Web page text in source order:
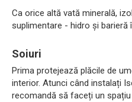
Ca orice altă vată minerală,
suplimentare - hidro și barieră
Soiuri
Prima protejează plăcile de
interior. Atunci când instalați
recomandă să faceți un